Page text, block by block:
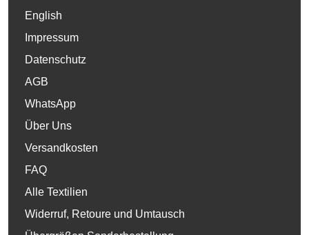
English
Impressum
Datenschutz
AGB
WhatsApp
Über Uns
Versandkosten
FAQ
Alle Textilien
Widerruf, Retoure und Umtausch